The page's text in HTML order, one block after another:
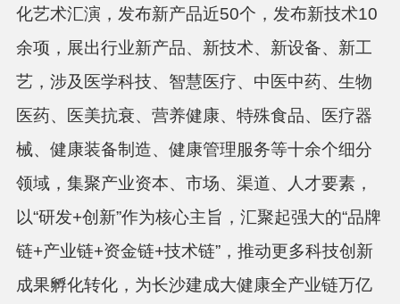
化艺术汇演，发布新产品近50个，发布新技术10
余项，展出行业新产品、新技术、新设备、新工
艺，涉及医学科技、智慧医疗、中医中药、生物
医药、医美抗衰、营养健康、特殊食品、医疗器
械、健康装备制造、健康管理服务等十余个细分
领域，集聚产业资本、市场、渠道、人才要素，
以“研发+创新”作为核心主旨，汇聚起强大的“品牌
链+产业链+资金链+技术链”，推动更多科技创新
成果孵化转化，为长沙建成大健康全产业链万亿